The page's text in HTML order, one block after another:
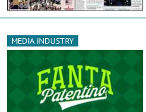
MEDIA INDUSTRY